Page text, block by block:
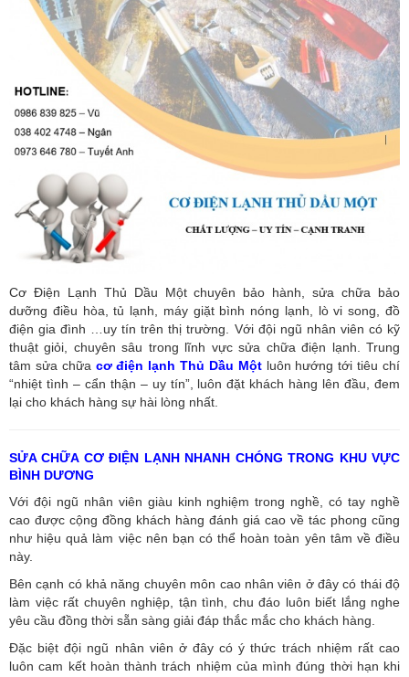
Cơ Điện Lạnh Thủ Dầu Một chuyên bảo hành, sửa chữa bảo
dưỡng điều hòa, tủ lạnh, máy giặt bình nóng lạnh, lò vi song, đồ
điện gia đình …uy tín trên thị trường. Với đội ngũ nhân viên có kỹ
thuật giỏi, chuyên sâu trong lĩnh vực sửa chữa điện lạnh. Trung
tâm sửa chữa cơ điện lạnh Thủ Dầu Mộtluôn hướng tới tiêu chí
“nhiệt tình – cẩn thận – uy tín”, luôn đặt khách hàng lên đầu, đem
lại cho khách hàng sự hài lòng nhất.
SỬA CHỮA CƠ ĐIỆN LẠNH NHANH CHÓNG TRONG KHU VỰC
BÌNH DƯƠNG
Với đội ngũ nhân viên giàu kinh nghiệm trong nghề, có tay nghề
cao được cộng đồng khách hàng đánh giá cao về tác phong cũng
như hiệu quả làm việc nên bạn có thể hoàn toàn yên tâm về điều
này.
Bên cạnh có khả năng chuyên môn cao nhân viên ở đây có thái độ
làm việc rất chuyên nghiệp, tận tình, chu đáo luôn biết lắng nghe
yêu cầu đồng thời sẵn sàng giải đáp thắc mắc cho khách hàng.
Đặc biệt đội ngũ nhân viên ở đây có ý thức trách nhiệm rất cao
luôn cam kết hoàn thành trách nhiệm của mình đúng thời hạn khi